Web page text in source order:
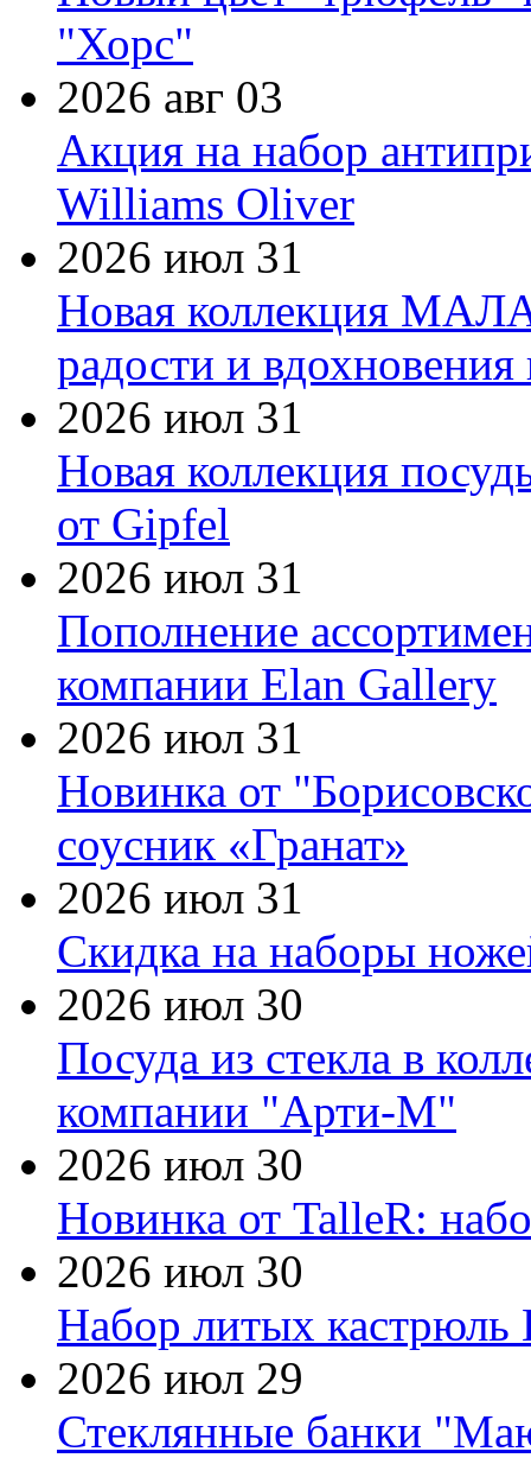
"Хорс"
2026 авг 03
Акция на набор
Williams Oliver
2026 июл 31
Новая коллекция
радости и
2026 июл 31
Новая коллекция
от Gipfel
2026 июл 31
Пополнение
компании Elan Gallery
2026 июл 31
Новинка от
соусник «Гранат»
2026 июл 31
Скидка на наборы
2026 июл 30
Посуда из стекла в
компании "Арти-М"
2026 июл 30
Новинка от TalleR:
2026 июл 30
Набор литых кастрюль
2026 июл 29
Стеклянные банки